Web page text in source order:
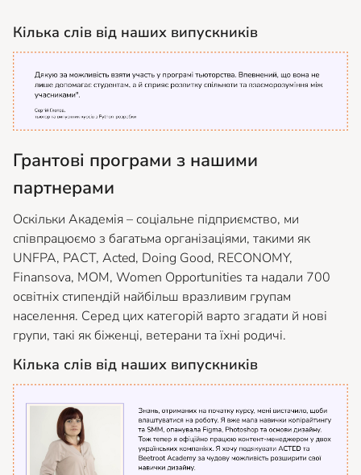
Кілька слів від наших випускників
Грантові програми з нашими
партнерами
Оскільки Академія – соціальне підприємство, ми
співпрацюємо з багатьма організаціями, такими як
UNFPA, PACT, Acted, Doing Good, RECONOMY,
Finansova, МОМ, Women Opportunities та надали 700
освітніх стипендій найбільш вразливим групам
населення. Серед цих категорій варто згадати й нові
групи, такі як біженці, ветерани та їхні родичі.
Кілька слів від наших випускників